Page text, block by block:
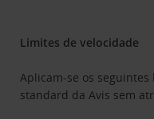
Limites de velocidade
Aplicam-se os
standard da Avis sem